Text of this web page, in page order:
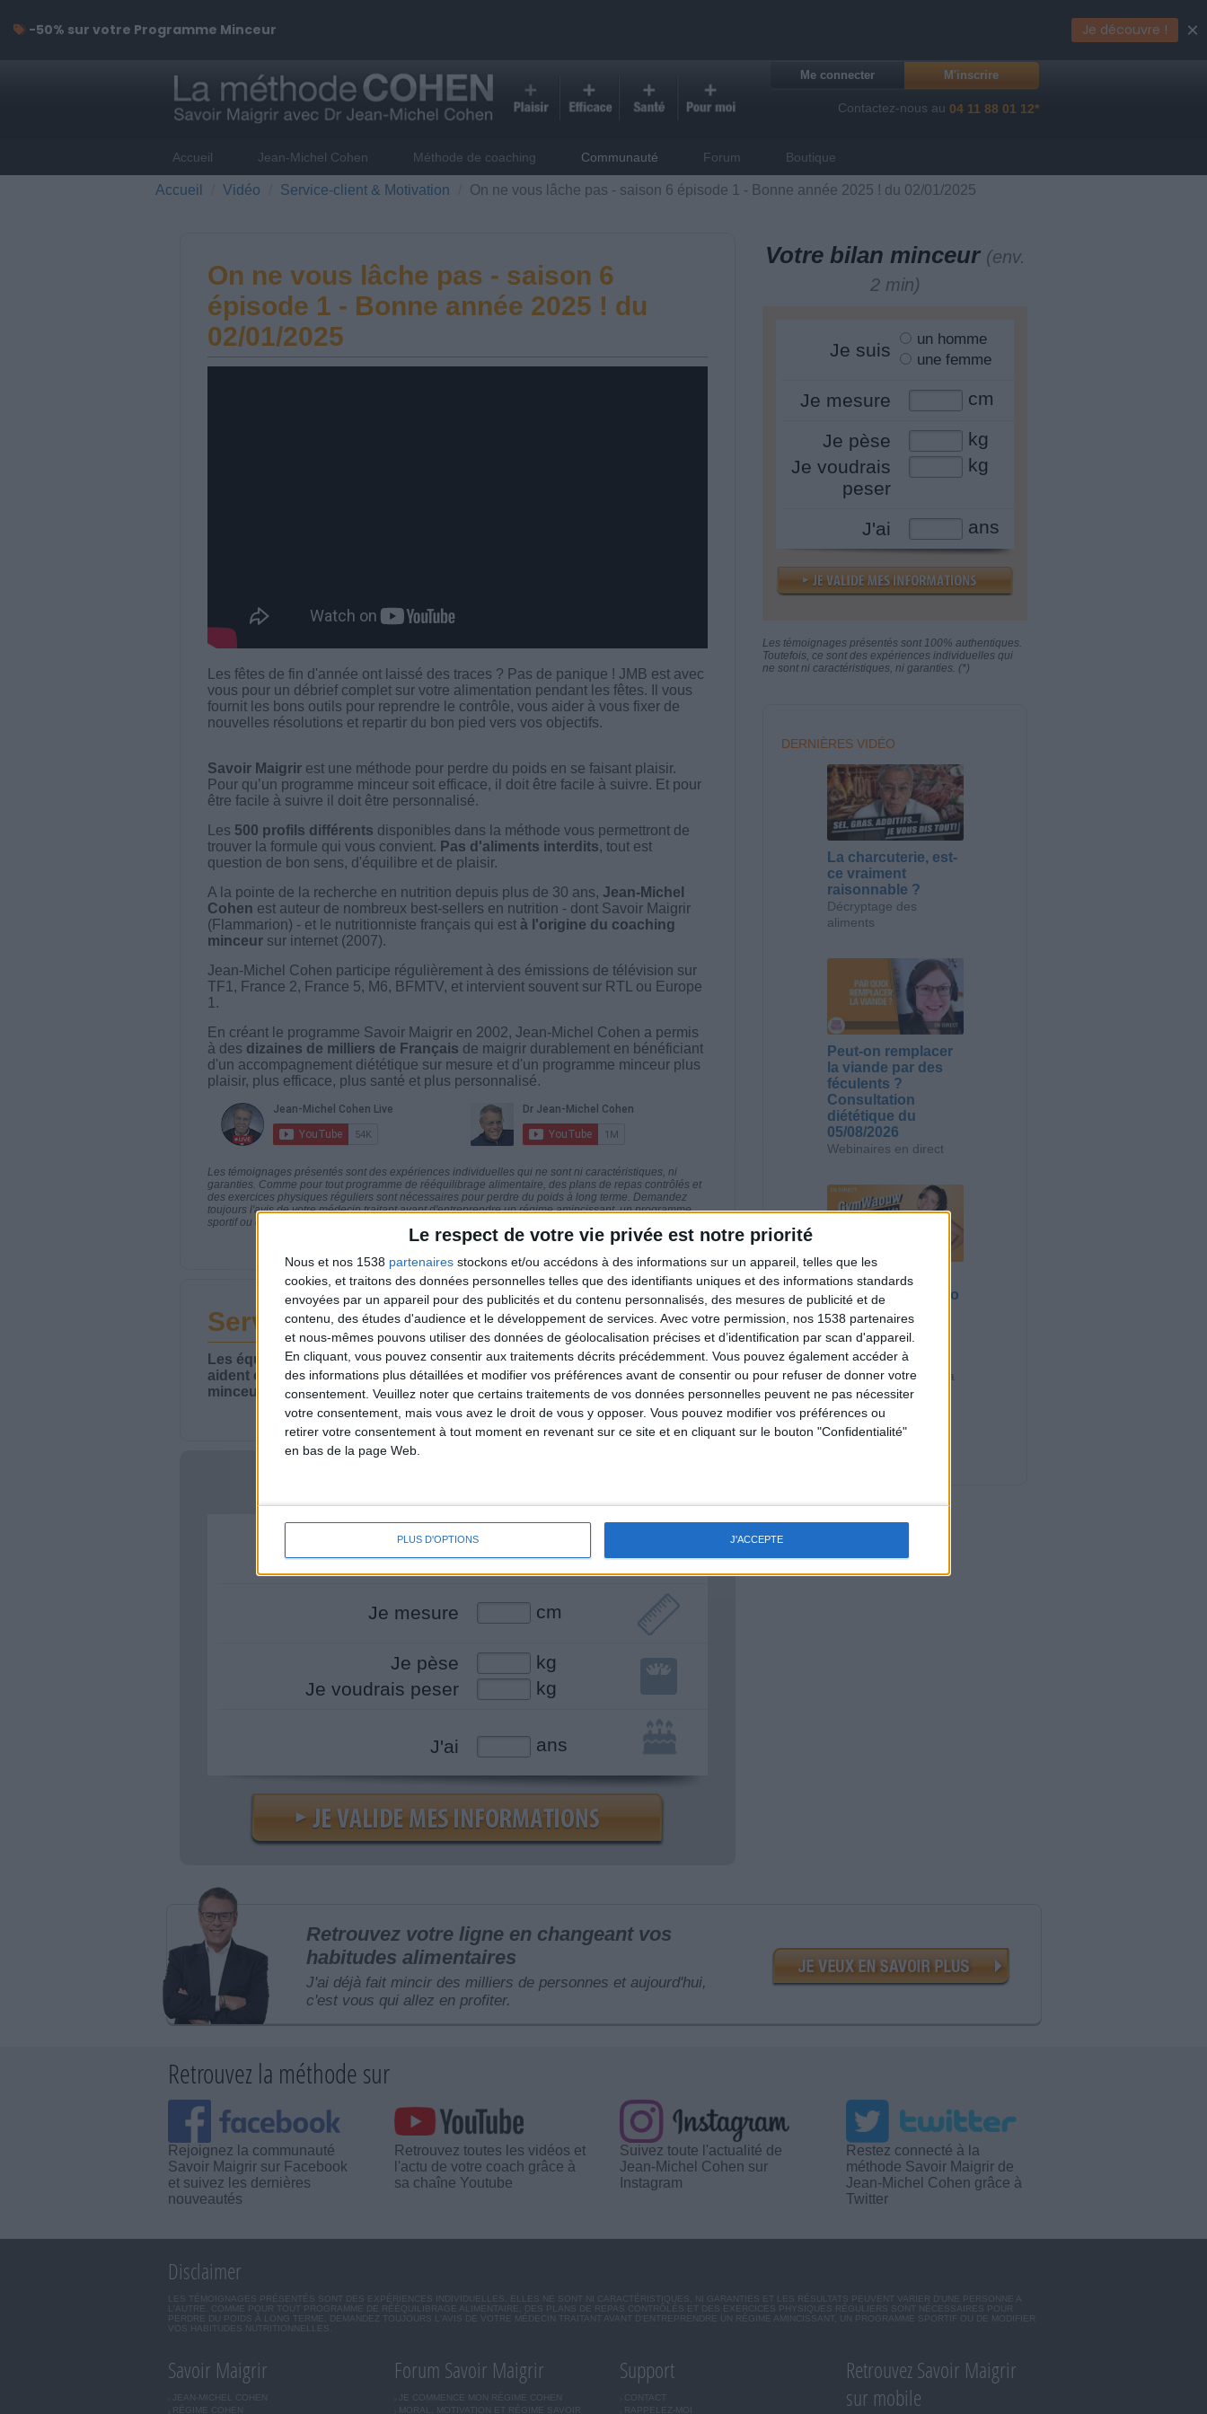
Le respect de votre vie privée est notre priorité
Nous et nos 1538 partenaires stockons et/ou accédons à des informations sur un appareil, telles que les
cookies, et traitons des données personnelles telles que des identifiants uniques et des informations standards
envoyées par un appareil pour des publicités et du contenu personnalisés, des mesures de publicité et de
contenu, des études d'audience et le développement de services. Avec votre permission, nos 1538 partenaires
et nous-mêmes pouvons utiliser des données de géolocalisation précises et d’identification par scan d'appareil.
En cliquant, vous pouvez consentir aux traitements décrits précédemment. Vous pouvez également accéder à
des informations plus détaillées et modifier vos préférences avant de consentir ou pour refuser de donner votre
consentement. Veuillez noter que certains traitements de vos données personnelles peuvent ne pas nécessiter
votre consentement, mais vous avez le droit de vous y opposer. Vous pouvez modifier vos préférences ou
retirer votre consentement à tout moment en revenant sur ce site et en cliquant sur le bouton "Confidentialité"
en bas de la page Web.
PLUS D'OPTIONS J'ACCEPTE
Me connecter M'inscrire
Contactez-nous au 04 11 88 01 12*
Accueil Jean-Michel Cohen Méthode de coaching Communauté Forum Boutique
Accueil Vidéo Service-client & Motivation On ne vous lâche pas - saison 6 épisode 1 - Bonne année 2025 ! du 02/01/2025
On ne vous lâche pas - saison 6
épisode 1 - Bonne année 2025 ! du
02/01/2025
Les fêtes de fin d'année ont laissé des traces ? Pas de panique ! JMB est avec
vous pour un débrief complet sur votre alimentation pendant les fêtes. Il vous
fournit les bons outils pour reprendre le contrôle, vous aider à vous fixer de
nouvelles résolutions et repartir du bon pied vers vos objectifs.
Savoir Maigrirest une méthode pour perdre du poids en se faisant plaisir.
Pour qu’un programme minceur soit efficace, il doit être facile à suivre. Et pour
être facile à suivre il doit être personnalisé.
Les 500 profils différents disponibles dans la méthode vous permettront de
trouver la formule qui vous convient. Pas d'aliments interdits, tout est
question de bon sens, d'équilibre et de plaisir.
A la pointe de la recherche en nutrition depuis plus de 30 ans, Jean-Michel
Cohen est auteur de nombreux best-sellers en nutrition - dont Savoir Maigrir
(Flammarion) - et le nutritionniste français qui est à l'origine du coaching
minceursur internet (2007).
Jean-Michel Cohen participe régulièrement à des émissions de télévision sur
TF1, France 2, France 5, M6, BFMTV, et intervient souvent sur RTL ou Europe
1.
En créant le programme Savoir Maigrir en 2002, Jean-Michel Cohen a permis
à des dizaines de milliers de Français de maigrir durablement en bénéficiant
d'un accompagnement diététique sur mesure et d'un programme minceur plus
plaisir, plus efficace, plus santé et plus personnalisé.
Les témoignages présentés sont des expériences individuelles qui ne sont ni caractéristiques, ni
garanties. Comme pour tout programme de rééquilibrage alimentaire, des plans de repas contrôlés et
des exercices physiques réguliers sont nécessaires pour perdre du poids à long terme. Demandez
toujours l'avis de votre médecin traitant avant d'entreprendre un régime amincissant, un programme
sportif ou de modifier vos habitudes nutritionnelles.
Service-client & Motivation Voir tout
Les équipes du Service-client et de la Communauté Savoir Maigrir vous
aident chaque semaine à vous rapprocher sereinement de votre objectif
minceur.
Je suis
une femme
Je mesure cm
Je pèse
kg
Je voudrais peser
kg
J'ai ans
Votre bilan minceur (env.
2 min)
Je suis
un homme
une femme
Je mesure cm
Je pèse
kg
Je voudrais
peser
kg
J'ai ans
Les témoignages présentés sont 100% authentiques.
Toutefois, ce sont des expériences individuelles qui
ne sont ni caractéristiques, ni garanties. (*)
DERNIÈRES VIDÉO
La charcuterie, est-
ce vraiment
raisonnable ?
Décryptage des
aliments
Peut-on remplacer
la viande par des
féculents ?
Consultation
diététique du
05/08/2026
Webinaires en direct
Bas du Corps en
Feu : 30 min Cardio
+ Renfo Muscu |
GymWaouw 8H
avec Léa du
03/09/2025
Sport pour maigrir à la
maison
Nouveautés
Retrouvez votre ligne en changeant vos
habitudes alimentaires
J'ai déjà fait mincir des milliers de personnes et aujourd'hui,
c'est vous qui allez en profiter.
Retrouvez la méthode sur
Rejoignez la communauté
Savoir Maigrir sur Facebook
et suivez les dernières
nouveautés
Retrouvez toutes les vidéos et
l'actu de votre coach grâce à
sa chaîne Youtube
Suivez toute l'actualité de
Jean-Michel Cohen sur
Instagram
Restez connecté à la
méthode Savoir Maigrir de
Jean-Michel Cohen grâce à
Twitter
Disclaimer
LES TÉMOIGNAGES PRÉSENTÉS SONT DES EXPÉRIENCES INDIVIDUELLES. ELLES NE SONT NI CARACTÉRISTIQUES, NI GARANTIES ET LES RÉSULTATS PEUVENT VARIER D'UNE PERSONNE A
L'AUTRE. COMME POUR TOUT PROGRAMME DE RÉÉQUILIBRAGE ALIMENTAIRE, DES PLANS DE REPAS CONTRÔLÉS ET DES EXERCICES PHYSIQUES RÉGULIERS SONT NÉCESSAIRES POUR
PERDRE DU POIDS À LONG TERME. DEMANDEZ TOUJOURS L'AVIS DE VOTRE MÉDECIN TRAITANT AVANT D'ENTREPRENDRE UN RÉGIME AMINCISSANT, UN PROGRAMME SPORTIF OU DE MODIFIER
VOS HABITUDES NUTRITIONNELLES.
Savoir Maigrir
JEAN-MICHEL COHEN
RÉGIME COHEN
Forum Savoir Maigrir
JE COMMENCE MON RÉGIME COHEN
MORAL, MOTIVATION ET RÉGIME SAVOIR
Support
CONTACT
RAPPELEZ-MOI
Retrouvez Savoir Maigrir
sur mobile
-50% sur votre Programme Minceur Je découvre ! ×